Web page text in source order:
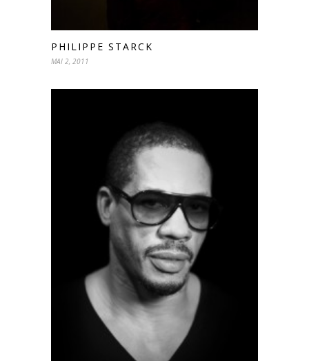
PHILIPPE STARCK
MAI 2, 2011